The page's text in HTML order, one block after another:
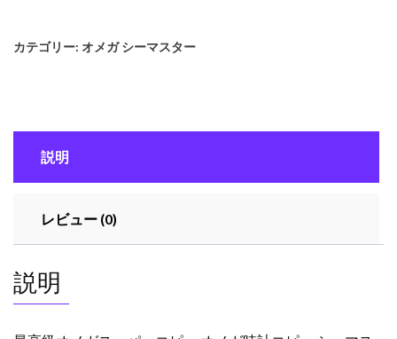
メ
コ
オ
ガ
時
カテゴリー: オメガ シーマスター
説明
レビュー (0)
説明